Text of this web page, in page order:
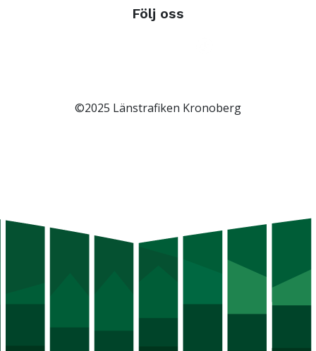
Följ oss
©2025 Länstrafiken Kronoberg